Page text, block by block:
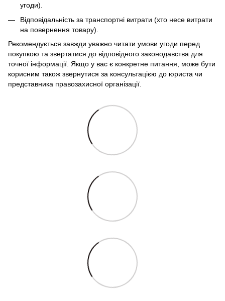
угоди).
Відповідальність за транспортні витрати (хто несе витрати
на повернення товару).
Рекомендується завжди уважно читати умови угоди перед
покупкою та звертатися до відповідного законодавства для
точної інформації. Якщо у вас є конкретне питання, може бути
корисним також звернутися за консультацією до юриста чи
представника правозахисної організації.